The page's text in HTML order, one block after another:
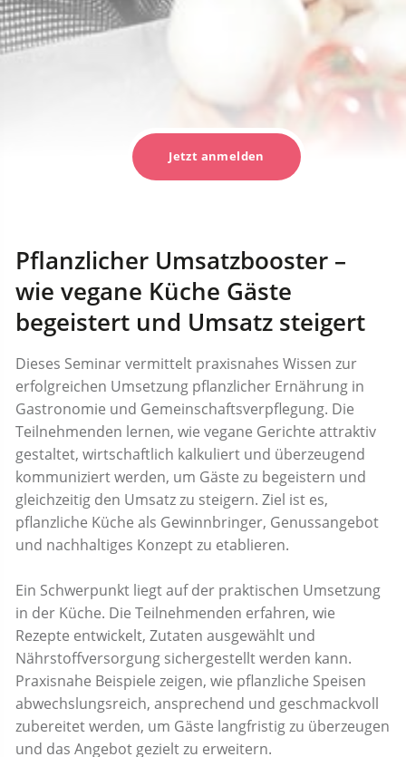
Jetzt anmelden
Pflanzlicher Umsatzbooster –
wie vegane Küche Gäste
begeistert und Umsatz steigert
Dieses Seminar vermittelt praxisnahes Wissen zur
erfolgreichen Umsetzung pflanzlicher Ernährung in
Gastronomie und Gemeinschaftsverpflegung. Die
Teilnehmenden lernen, wie vegane Gerichte attraktiv
gestaltet, wirtschaftlich kalkuliert und überzeugend
kommuniziert werden, um Gäste zu begeistern und
gleichzeitig den Umsatz zu steigern. Ziel ist es,
pflanzliche Küche als Gewinnbringer, Genussangebot
und nachhaltiges Konzept zu etablieren.
Ein Schwerpunkt liegt auf der praktischen Umsetzung
in der Küche. Die Teilnehmenden erfahren, wie
Rezepte entwickelt, Zutaten ausgewählt und
Nährstoffversorgung sichergestellt werden kann.
Praxisnahe Beispiele zeigen, wie pflanzliche Speisen
abwechslungsreich, ansprechend und geschmackvoll
zubereitet werden, um Gäste langfristig zu überzeugen
und das Angebot gezielt zu erweitern.